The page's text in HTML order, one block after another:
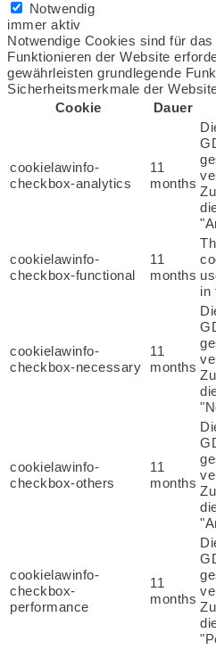
Notwendig
immer aktiv
Notwendige Cookies sind für
Funktionieren der Website
gewährleisten grundlegende
Sicherheitsmerkmale der
Cookie
Dauer
cookielawinfo-
checkbox-analytics
11
months
cookielawinfo-
checkbox-functional
11
months
in
cookielawinfo-
checkbox-necessary
11
months
cookielawinfo-
checkbox-others
11
months
cookielawinfo-
checkbox-
performance
11
months